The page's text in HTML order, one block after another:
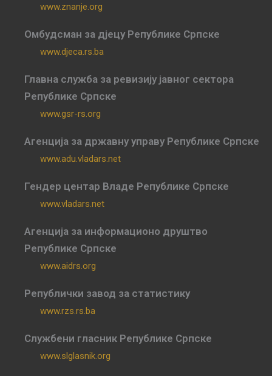
www.znanje.org
Омбудсман за дјецу Републике Српске
www.djeca.rs.ba
Главна служба за ревизију јавног сектора
Републике Српске
www.gsr-rs.org
Агенција за државну управу Републике Српске
www.adu.vladars.net
Гендер центар Владе Републике Српске
www.vladars.net
Агенција за информационо друштво
Републике Српске
www.aidrs.org
Републички завод за статистику
www.rzs.rs.ba
Службени гласник Републике Српске
www.slglasnik.org